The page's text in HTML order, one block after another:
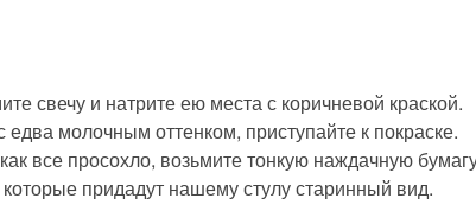
свечу и натрите ею места с коричневой краской.
молочным оттенком, приступайте к покраске.
все просохло, возьмите тонкую наждачную
придадут нашему стулу старинный вид.